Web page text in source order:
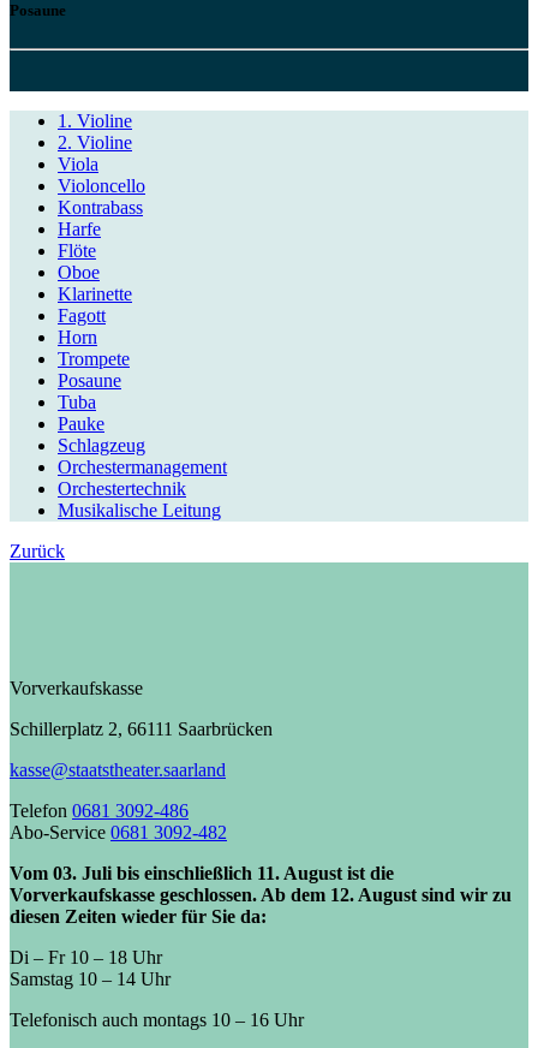
Posaune
1. Violine
2. Violine
Viola
Violoncello
Kontrabass
Harfe
Flöte
Oboe
Klarinette
Fagott
Horn
Trompete
Posaune
Tuba
Pauke
Schlagzeug
Orchestermanagement
Orchestertechnik
Musikalische Leitung
Zurück
Vorverkaufskasse
Schillerplatz 2, 66111 Saarbrücken
kasse@staatstheater.saarland
Telefon 0681 3092-486
Abo-Service 0681 3092-482
Vom 03. Juli bis einschließlich 11. August ist die
Vorverkaufskasse geschlossen. Ab dem 12. August sind wir zu
diesen Zeiten wieder für Sie da:
Di – Fr 10 – 18 Uhr
Samstag 10 – 14 Uhr
Telefonisch auch montags 10 – 16 Uhr